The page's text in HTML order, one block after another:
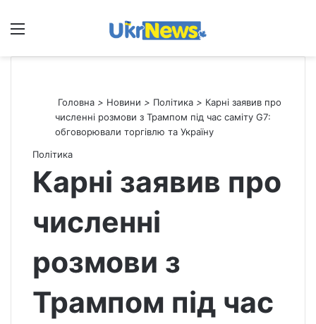
Меню
Головна > Новини > Політика > Карні заявив про
численні розмови з Трампом під час саміту G7:
обговорювали торгівлю та Україну
Політика
Карні заявив про
численні
розмови з
Трампом під час